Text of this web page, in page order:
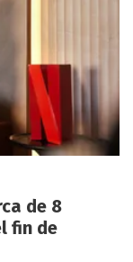
de 8
fin de